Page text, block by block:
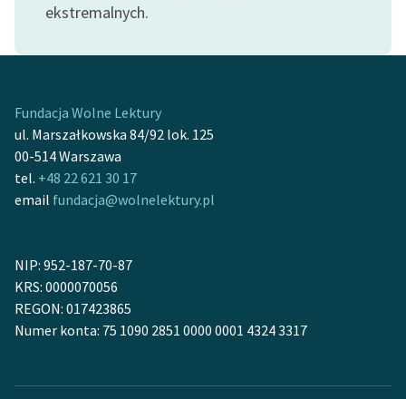
feministycznej
Ręce pełne poezji
twórców przechodzących
do domeny publicznej,
lektur szkolnych oraz
Starego Testamentu
Odkurzamy bohaterów
Lektur
O nas
Kontakt
ekstremalnych.
Fundacja Wolne Lektury
ul. Marszałkowska 84/92 lok. 125
00-514 Warszawa
tel. +48 22 621 30 17
email fundacja@wolnelektury.pl
NIP: 952-187-70-87
KRS: 0000070056
REGON: 017423865
Numer konta: 75 1090 2851 0000 0001 4324 3317